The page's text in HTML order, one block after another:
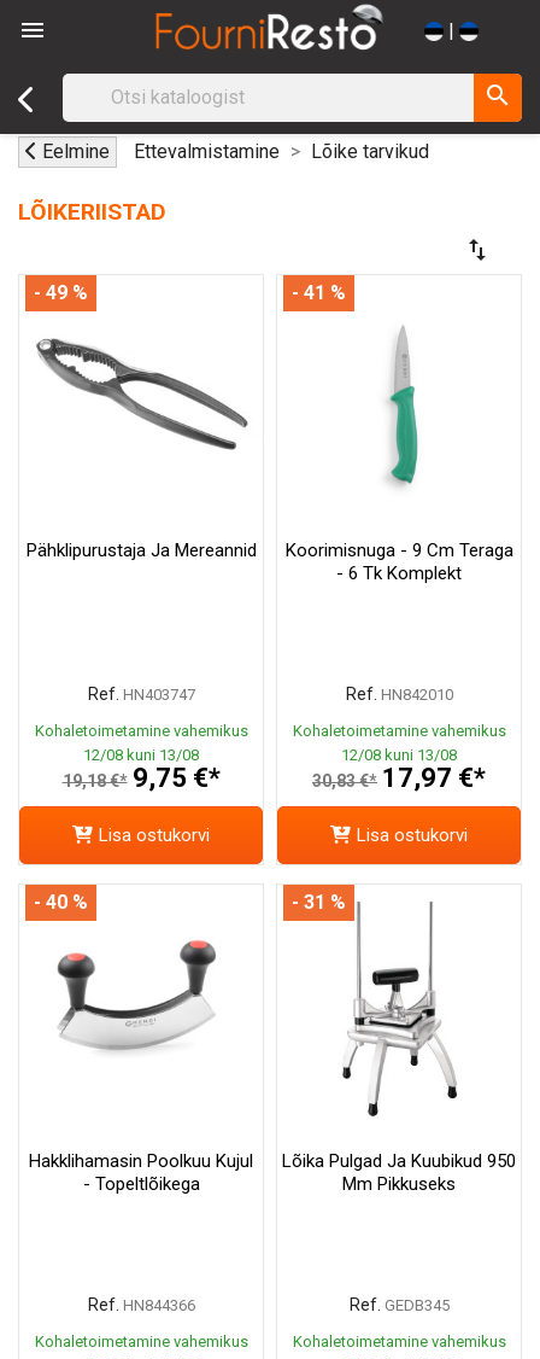
 |
search
Eelmine Ettevalmistamine Lõike tarvikud
LÕIKERIISTAD
swap_vert
Pähklipurustaja Ja Mereannid
Ref. HN403747
Kohaletoimetamine vahemikus
12/08 kuni 13/08
19,18 €* 9,75 €*
- 49 %
Lisa ostukorvi
Koorimisnuga - 9 Cm Teraga
- 6 Tk Komplekt
Ref. HN842010
Kohaletoimetamine vahemikus
12/08 kuni 13/08
30,83 €* 17,97 €*
- 41 %
Lisa ostukorvi
Hakklihamasin Poolkuu Kujul
- Topeltlõikega
Ref. HN844366
Kohaletoimetamine vahemikus
- 40 %
Lõika Pulgad Ja Kuubikud 950
Mm Pikkuseks
Ref. GEDB345
Kohaletoimetamine vahemikus
- 31 %